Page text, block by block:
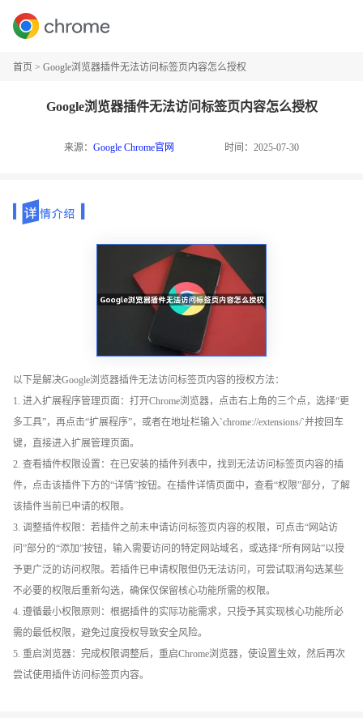
首页 > Google浏览器插件无法访问标签页内容怎么授权
Google浏览器插件无法访问标签页内容怎么授权
来源： Google Chrome官网 时间：2025-07-30
以下是解决Google浏览器插件无法访问标签页内容的授权方法：
1. 进入扩展程序管理页面：打开Chrome浏览器，点击右上角的三个点，选择“更
多工具”，再点击“扩展程序”，或者在地址栏输入`chrome://extensions/`并按回车
键，直接进入扩展管理页面。
2. 查看插件权限设置：在已安装的插件列表中，找到无法访问标签页内容的插
件，点击该插件下方的“详情”按钮。在插件详情页面中，查看“权限”部分，了解
该插件当前已申请的权限。
3. 调整插件权限：若插件之前未申请访问标签页内容的权限，可点击“网站访
问”部分的“添加”按钮，输入需要访问的特定网站域名，或选择“所有网站”以授
予更广泛的访问权限。若插件已申请权限但仍无法访问，可尝试取消勾选某些
不必要的权限后重新勾选，确保仅保留核心功能所需的权限。
4. 遵循最小权限原则：根据插件的实际功能需求，只授予其实现核心功能所必
需的最低权限，避免过度授权导致安全风险。
5. 重启浏览器：完成权限调整后，重启Chrome浏览器，使设置生效，然后再次
尝试使用插件访问标签页内容。